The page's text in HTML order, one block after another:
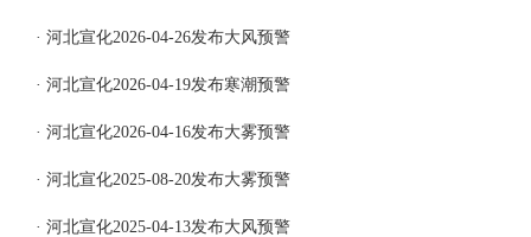
· 河北宣化2026-04-26发布大风预警
· 河北宣化2026-04-19发布寒潮预警
· 河北宣化2026-04-16发布大雾预警
· 河北宣化2025-08-20发布大雾预警
· 河北宣化2025-04-13发布大风预警